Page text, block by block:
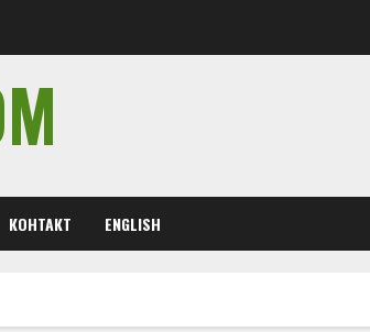
КОНТАКТ ENGLISH